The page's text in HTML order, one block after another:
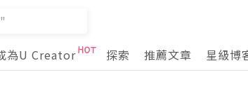
為U Creator 探索 推薦文章 星級博